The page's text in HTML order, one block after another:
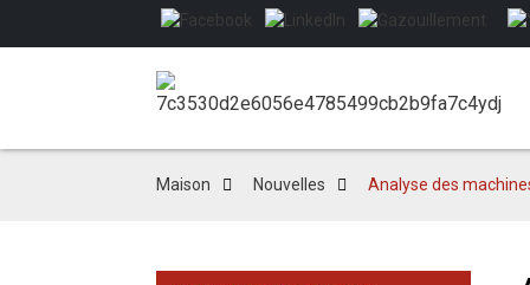
Maison Nouvelles Analyse des